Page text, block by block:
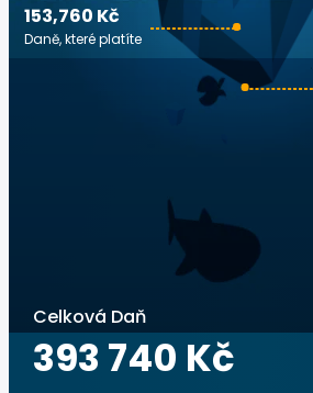
153,760 Kč
Daně, které platíte
Celková Daň
393 740 Kč